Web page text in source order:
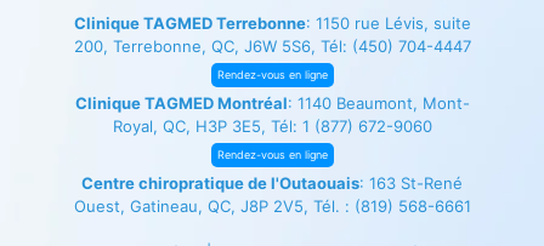
Clinique TAGMED Terrebonne: 1150 rue Lévis, suite
200, Terrebonne, QC, J6W 5S6, Tél: (450) 704-4447
Rendez-vous en ligne
Clinique TAGMED Montréal: 1140 Beaumont, Mont-
Royal, QC, H3P 3E5, Tél: 1 (877) 672-9060
Rendez-vous en ligne
Centre chiropratique de l'Outaouais: 163 St-René
Ouest, Gatineau, QC, J8P 2V5, Tél. : (819) 568-6661